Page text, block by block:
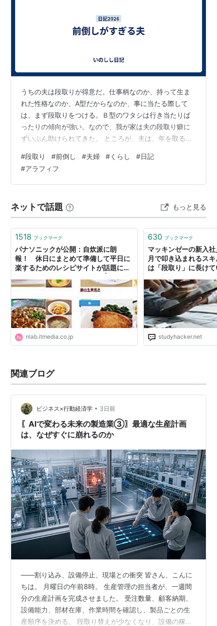
うちの夫は段取りが得意だ。仕事柄なのか、持って生ま
れた性格なのか、A型だからなのか、事に当たる際して
は、まず段取りをつける。Ｂ型のワタシは行き当たりば
ったりの傾向が強い。なので、我が家は夫の段取り癖に
ずいぶん助けられてきた。 ところが、夫は、年を取るに
うになってきた。もともとせっかちな性格というのも手
伝って、とにかくいろんなことを前倒してしまうのであ
る。 例えば、、、 寝る３時間前から寝室のエアコンをつ
だ！） ごみの日は前日の夜から家じゅうのごみを集めて
回る。（ごみの日当日にもごみが出るんだから二度…
#段取り #前倒し #夫婦 #くらし #日記
#アラフィフ
ネットで話題 もっと見る
1518 ブックマーク
パナソニックが公開：自炊派に朗
報！ 休日にまとめて準備して平日に
楽するためのレシピサイトが話題に
ぼ
nlab.itmedia.co.jp
630 ブックマーク
マッキンゼーの新入
月で叩き込まれるス
は「段取り」に長け
会人の勉強法＆英語
studyhacker.net
関連ブログ
ビジネス×行動経済学 • 3日前
〖AIで変わる未来の製造業③〗最適な生産計画
は、なぜすぐに崩れるのか
――割り込み、設備停止、現場との衝突 皆さん、こんに
ちは。 月曜日の午前8時。 生産管理の担当者が、一週間
分の生産計画を完成させました。 受注数量、顧客納期、
設備能力、部材在庫、作業時間を確認し、製品ごとの生
産順序を決める。 段取り替えが少なくなり、設備の稼働